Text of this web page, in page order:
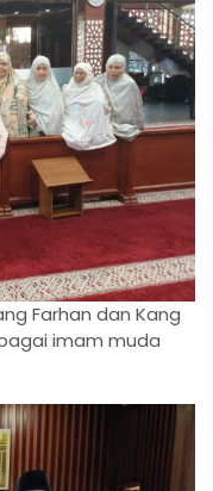
Farhan dan Kang
imam muda